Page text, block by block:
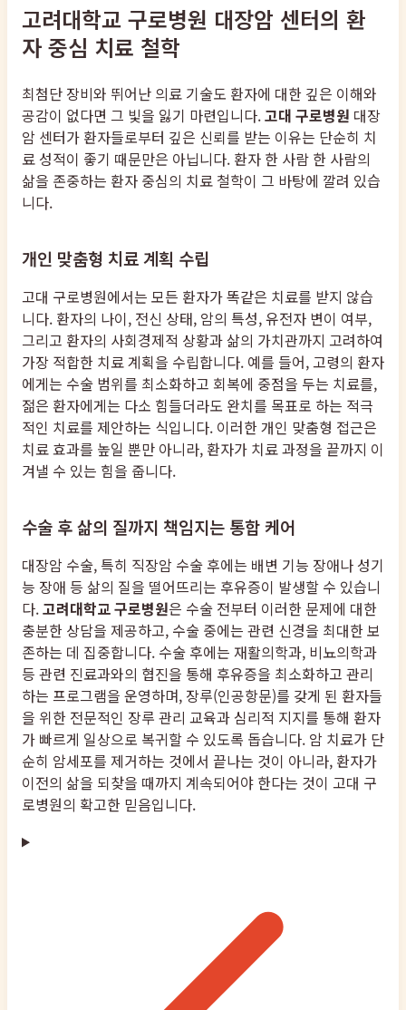
고려대학교 구로병원 대장암 센터의 환
자 중심 치료 철학
최첨단 장비와 뛰어난 의료 기술도 환자에 대한 깊은 이해와
공감이 없다면 그 빛을 잃기 마련입니다.고대 구로병원 대장
암 센터가 환자들로부터 깊은 신뢰를 받는 이유는 단순히 치
료 성적이 좋기 때문만은 아닙니다. 환자 한 사람 한 사람의
삶을 존중하는 환자 중심의 치료 철학이 그 바탕에 깔려 있습
니다.
개인 맞춤형 치료 계획 수립
고대 구로병원에서는 모든 환자가 똑같은 치료를 받지 않습
니다. 환자의 나이, 전신 상태, 암의 특성, 유전자 변이 여부,
그리고 환자의 사회경제적 상황과 삶의 가치관까지 고려하여
가장 적합한 치료 계획을 수립합니다. 예를 들어, 고령의 환자
에게는 수술 범위를 최소화하고 회복에 중점을 두는 치료를,
젊은 환자에게는 다소 힘들더라도 완치를 목표로 하는 적극
적인 치료를 제안하는 식입니다. 이러한 개인 맞춤형 접근은
치료 효과를 높일 뿐만 아니라, 환자가 치료 과정을 끝까지 이
겨낼 수 있는 힘을 줍니다.
수술 후 삶의 질까지 책임지는 통합 케어
대장암 수술, 특히 직장암 수술 후에는 배변 기능 장애나 성기
능 장애 등 삶의 질을 떨어뜨리는 후유증이 발생할 수 있습니
다.고려대학교 구로병원은 수술 전부터 이러한 문제에 대한
충분한 상담을 제공하고, 수술 중에는 관련 신경을 최대한 보
존하는 데 집중합니다. 수술 후에는 재활의학과, 비뇨의학과
등 관련 진료과와의 협진을 통해 후유증을 최소화하고 관리
하는 프로그램을 운영하며, 장루(인공항문)를 갖게 된 환자들
을 위한 전문적인 장루 관리 교육과 심리적 지지를 통해 환자
가 빠르게 일상으로 복귀할 수 있도록 돕습니다. 암 치료가 단
순히 암세포를 제거하는 것에서 끝나는 것이 아니라, 환자가
이전의 삶을 되찾을 때까지 계속되어야 한다는 것이 고대 구
로병원의 확고한 믿음입니다.